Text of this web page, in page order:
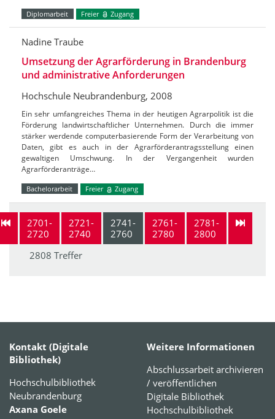
Diplomarbeit Freier Zugang
Nadine Traube
Umsetzung der Agrarförderung in Brandenburg
und administrative Anforderungen
Hochschule Neubrandenburg, 2008
Ein sehr umfangreiches Thema in der heutigen Agrarpolitik ist die
Förderung landwirtschaftlicher Unternehmen. Durch die immer
stärker werdende computerbasierende Form der Verarbeitung von
Daten, gibt es auch in der Agrarförderantragsstellung einen
gewaltigen Umschwung. In der Vergangenheit wurden
Agrarförderanträge…
Bachelorarbeit Freier Zugang
2701-
2720
2721-
2740
2741-
2760
2761-
2780
2781-
2800
2808 Treffer
Kontakt (Digitale
Bibliothek)
Hochschulbibliothek
Neubrandenburg
Axana Goele
Weitere Informationen
Abschlussarbeit archivieren
/ veröffentlichen
Digitale Bibliothek
Hochschulbibliothek